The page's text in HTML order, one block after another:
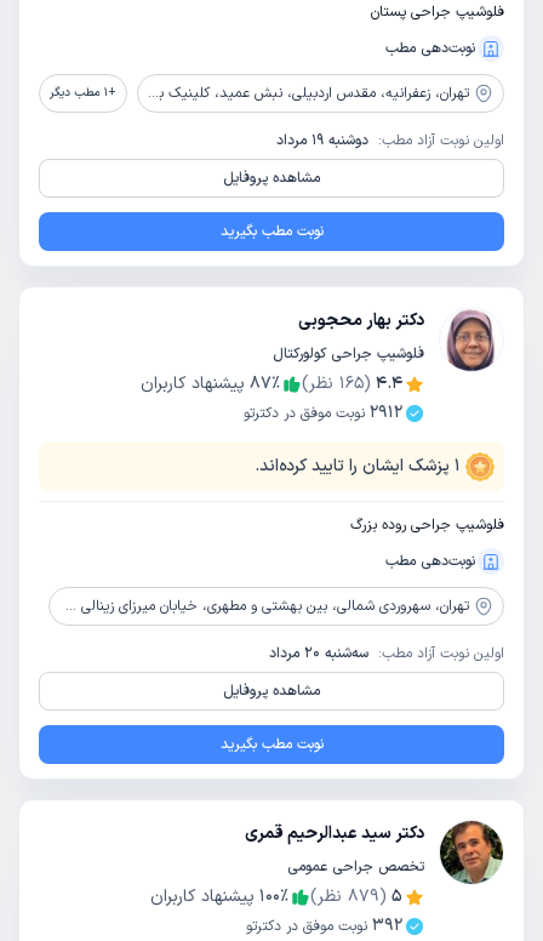
فلوشیپ جراحی پستان
نوبت‌دهی مطب
تهران، زعفرانیه، مقدس اردبیلی، نبش عمید، کلینیک باور +
1 مطب دیگر
اولین نوبت آزاد مطب: دوشنبه 19 مرداد
مشاهده پروفایل
نوبت مطب بگیرید
دکتر بهار محجوبی
فلوشیپ جراحی کولورکتال
4.4
(
165 نظر) 87٪
پیشنهاد کاربران
2912 نوبت موفق در دکترتو
1 پزشک ایشان را تایید کرده‌اند.
فلوشیپ جراحی روده بزرگ
نوبت‌دهی مطب
تهران، سهروردی شمالی، بین بهشتی و مطهری، خیابان میرزای زینالی غربی، پلاک 123،طبقه همکف
اولین نوبت آزاد مطب: سه‌شنبه 20 مرداد
مشاهده پروفایل
نوبت مطب بگیرید
دکتر سید عبدالرحیم قمری
تخصص جراحی عمومی
5
(
879 نظر) 100٪
پیشنهاد کاربران
392 نوبت موفق در دکترتو